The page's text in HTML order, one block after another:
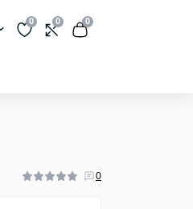
0 0 0
0